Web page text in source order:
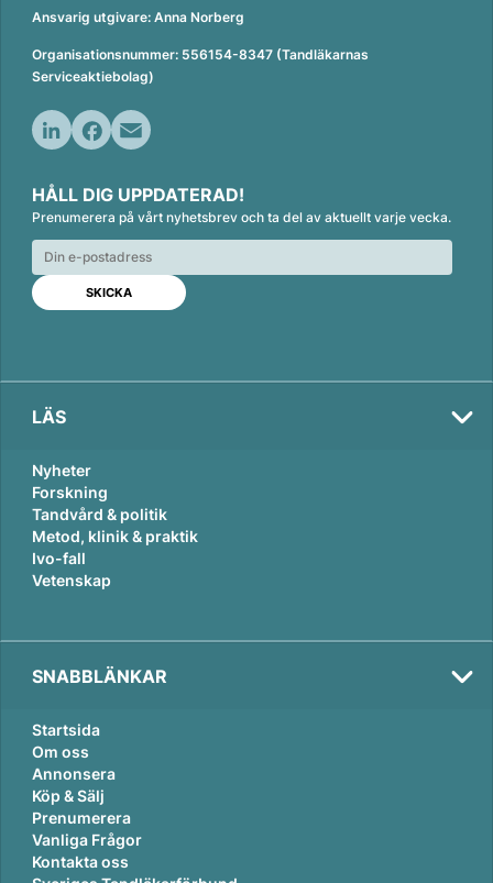
Ansvarig utgivare: Anna Norberg
Organisationsnummer: 556154-8347 (Tandläkarnas
Serviceaktiebolag)
n
k
e
d
n
c
e
b
o
o
k
a
i
l
HÅLL DIG UPPDATERAD!
Prenumerera på vårt nyhetsbrev och ta del av aktuellt varje vecka.
LÄS
Nyheter
Forskning
Tandvård & politik
Metod, klinik & praktik
Ivo-fall
Vetenskap
SNABBLÄNKAR
Startsida
Om oss
Annonsera
Köp & Sälj
Prenumerera
Vanliga Frågor
Kontakta oss